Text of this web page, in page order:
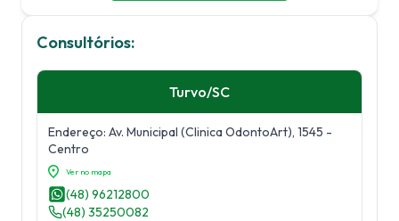
Consultórios:
Turvo/SC
Endereço: Av. Municipal (Clinica OdontoArt), 1545 -
Centro
Ver no mapa
(48) 96212800
(48) 35250082